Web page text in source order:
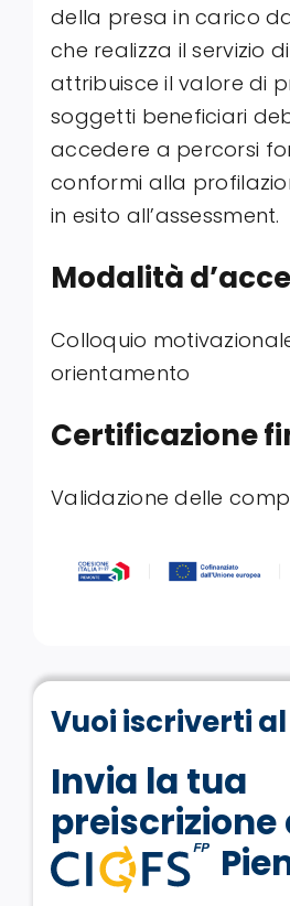
della presa in carico
che realizza il servizio
attribuisce il valore di
soggetti beneficiari
accedere a percorsi
conformi alla
in esito all’assessment.
Modalità
Colloquio
orientamento
Certificazione
Validazione delle
Vuoi iscriverti
Invia la tua
preiscrizione